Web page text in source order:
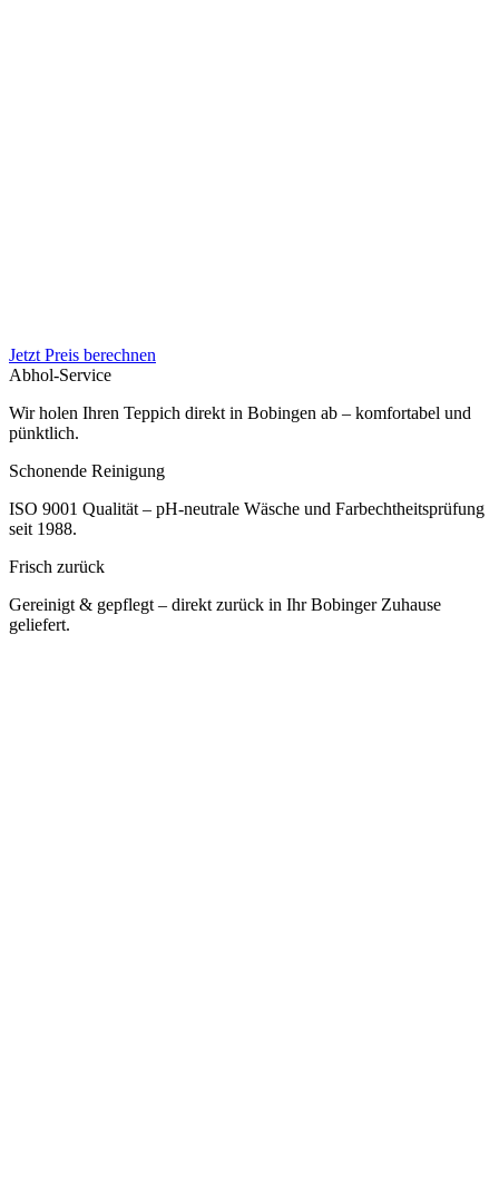
Jetzt Preis berechnen
Abhol-Service
Wir holen Ihren Teppich direkt in Bobingen ab – komfortabel und
pünktlich.
Schonende Reinigung
ISO 9001 Qualität – pH-neutrale Wäsche und Farbechtheitsprüfung
seit 1988.
Frisch zurück
Gereinigt & gepflegt – direkt zurück in Ihr Bobinger Zuhause
geliefert.